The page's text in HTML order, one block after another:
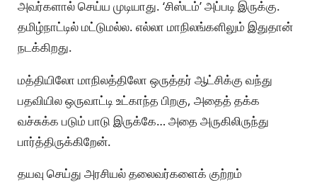
அவர்களால் செய்ய முடியாது. ‘சிஸ்டம்’ அப்படி இருக்கு.
தமிழ்நாட்டில் மட்டுமல்ல. எல்லா மாநிலங்களிலும் இதுதான்
நடக்கிறது.
மத்தியிலோ மாநிலத்திலோ ஒருத்தர் ஆட்சிக்கு வந்து
பதவியில ஒருவாட்டி உட்காந்த பிறகு, அதைத் தக்க
வச்சுக்க படும் பாடு இருக்கே… அதை அருகிலிருந்து
பார்த்திருக்கிறேன்.
தயவு செய்து அரசியல் தலைவர்களைக் குற்றம்